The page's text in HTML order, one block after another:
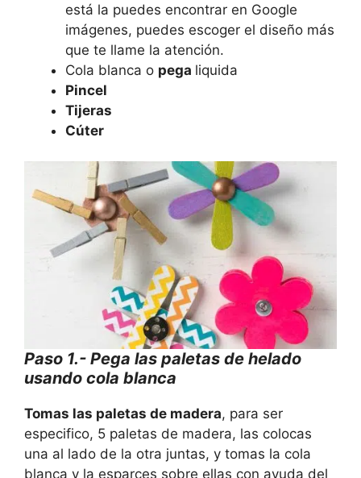
está la puedes encontrar en Google
imágenes, puedes escoger el diseño más
que te llame la atención.
Cola blanca o pega liquida
Pincel
Tijeras
Cúter
Paso 1.- Pega las paletas de helado
usando cola blanca
Tomas las paletas de madera, para ser
especifico, 5 paletas de madera, las colocas
una al lado de la otra juntas, y tomas la cola
blanca y la esparces sobre ellas con ayuda del